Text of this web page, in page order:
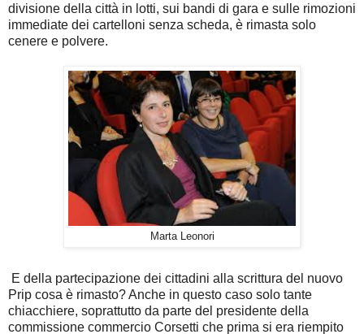
divisione della città in lotti, sui bandi di gara e sulle rimozioni
immediate dei cartelloni senza scheda, è rimasta solo
cenere e polvere.
Marta Leonori
E della partecipazione dei cittadini alla scrittura del nuovo
Prip cosa è rimasto? Anche in questo caso solo tante
chiacchiere, soprattutto da parte del presidente della
commissione commercio Corsetti che prima si era riempito